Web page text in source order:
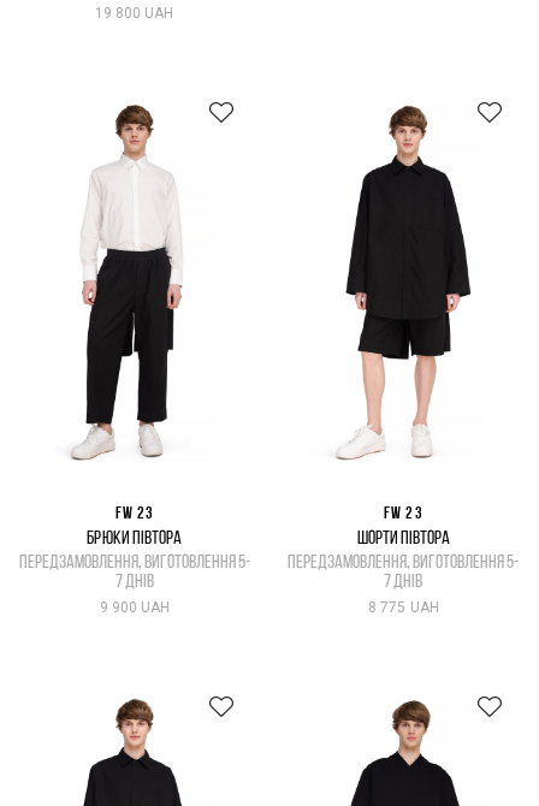
19 800 UAH
FW 23
БРЮКИ ПІВТОРА
передзамовлення, виготовлення 5-
7 днів
9 900 UAH
FW 23
ШОРТИ ПІВТОРА
передзамовлення, виготовлення 5-
7 днів
8 775 UAH